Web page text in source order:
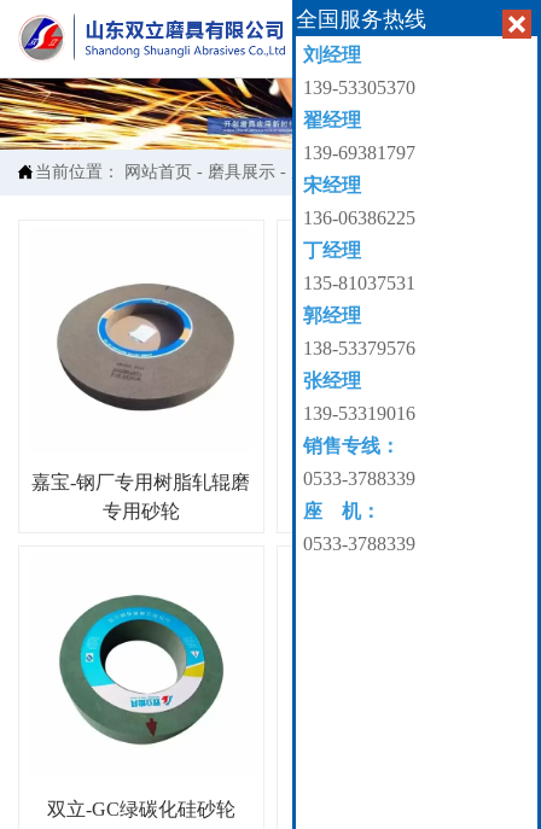

 当前位置： 网站首页 - 磨具展示 - 磨具展示
嘉宝-钢厂专用树脂轧辊磨
专用砂轮
嘉宝-白刚玉砂轮
双立-GC绿碳化硅砂轮
全国服务热线
刘经理
139-53305370
翟经理
139-69381797
宋经理
136-06386225
丁经理
135-81037531
郭经理
138-53379576
张经理
139-53319016
销售专线：
0533-3788339
座 机：
0533-3788339
